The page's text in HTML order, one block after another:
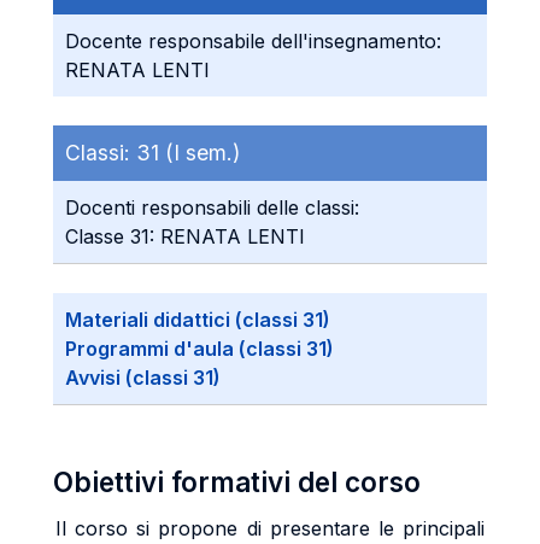
Docente responsabile dell'insegnamento:
RENATA LENTI
Classi: 31 (I sem.)
Docenti responsabili delle classi:
Classe 31: RENATA LENTI
Materiali didattici (classi 31)
Programmi d'aula (classi 31)
Avvisi (classi 31)
Obiettivi formativi del corso
Il corso si propone di presentare le principali